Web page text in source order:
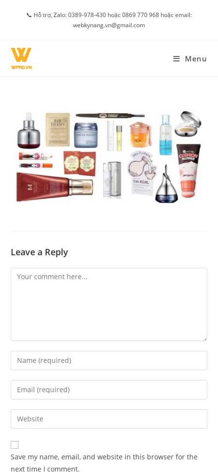
📞 Hỗ trợ, Zalo: 0389-978-430 hoặc 0869 770 968 hoặc email:
webkynang.vn@gmail.com
Menu
Leave a Reply
Comment
Enter
your
name
comment
Enter
your
email
address
comment
Enter
your
website
URL
(optional)
Save my name, email, and website in this browser for the
next time I comment.